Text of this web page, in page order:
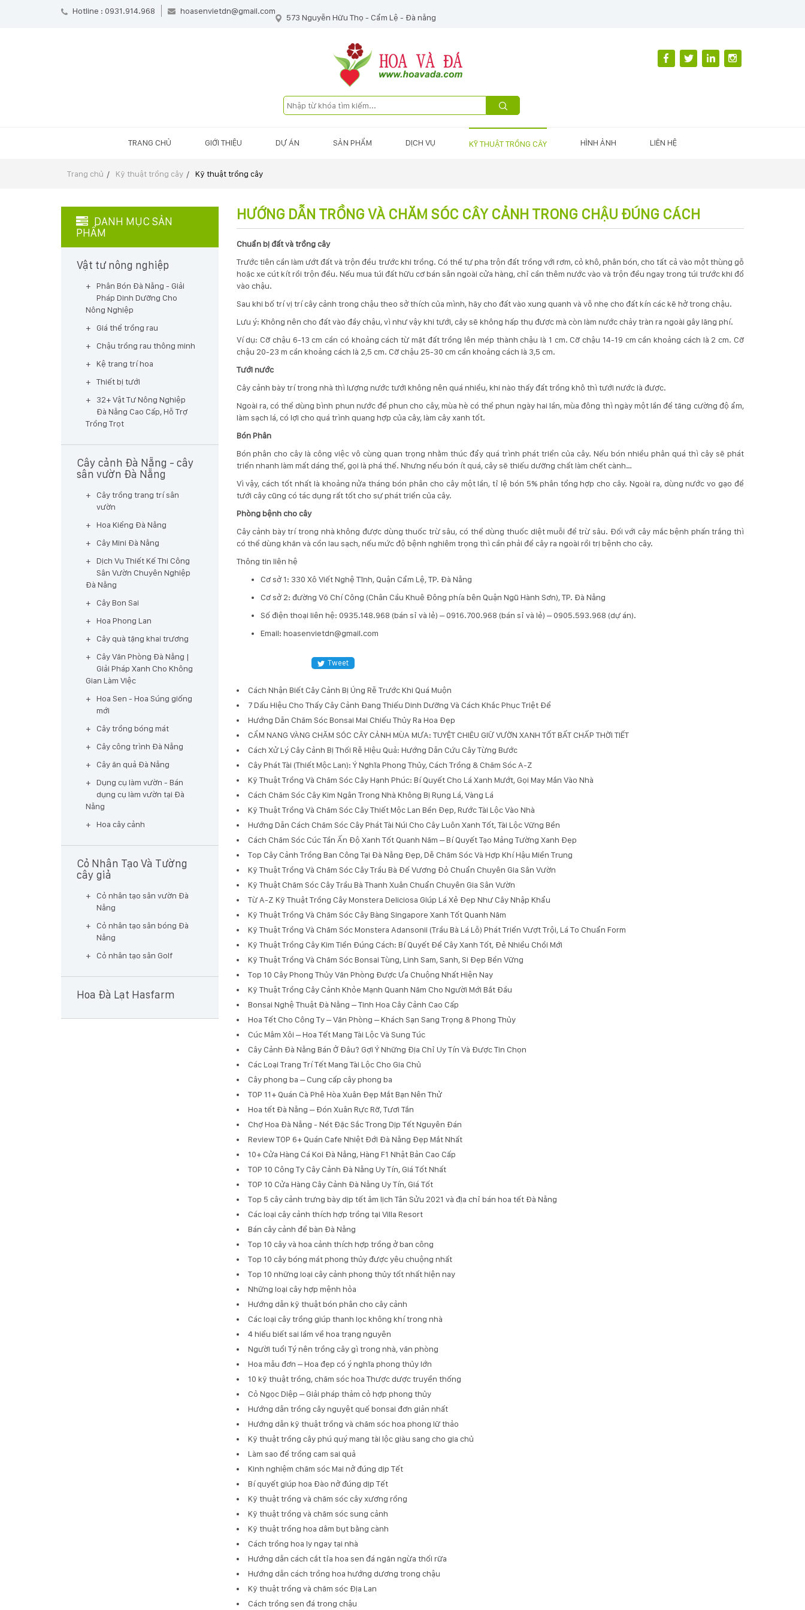
Hotline : 0931.914.968 hoasenvietdn@gmail.com
573 Nguyễn Hữu Thọ - Cẩm Lệ - Đà nẵng
TRANG CHỦ GIỚI THIỆU DỰ ÁN SẢN PHẨM DỊCH VỤ KỸ THUẬT TRỒNG CÂY HÌNH ẢNH LIÊN HỆ
Trang chủ Kỹ thuật trồng cây Kỹ thuật trồng cây
DANH MỤC SẢN
PHẨM
Vật tư nông nghiệp
Phân Bón Đà Nẵng - Giải
Pháp Dinh Dưỡng Cho
Nông Nghiệp
Giá thể trồng rau
Chậu trồng rau thông minh
Kệ trang trí hoa
Thiết bị tưới
32+ Vật Tư Nông Nghiệp
Đà Nẵng Cao Cấp, Hỗ Trợ
Trồng Trọt
Cây cảnh Đà Nẵng - cây
sân vườn Đà Nẵng
Cây trồng trang trí sân
vườn
Hoa Kiểng Đà Nẵng
Cây Mini Đà Nẵng
Dịch Vụ Thiết Kế Thi Công
Sân Vườn Chuyên Nghiệp
Đà Nẵng
Cây Bon Sai
Hoa Phong Lan
Cây quà tặng khai trương
Cây Văn Phòng Đà Nẵng |
Giải Pháp Xanh Cho Không
Gian Làm Việc
Hoa Sen - Hoa Súng giống
mới
Cây trồng bóng mát
Cây công trình Đà Nẵng
Cây ăn quả Đà Nẵng
Dụng cụ làm vườn - Bán
dụng cụ làm vườn tại Đà
Nẵng
Hoa cây cảnh
Cỏ Nhân Tạo Và Tường
cây giả
Cỏ nhân tạo sân vườn Đà
Nẵng
Cỏ nhân tạo sân bóng Đà
Nẵng
Cỏ nhân tạo sân Golf
Hoa Đà Lạt Hasfarm
HƯỚNG DẪN TRỒNG VÀ CHĂM SÓC CÂY CẢNH TRONG CHẬU ĐÚNG CÁCH
Chuẩn bị đất và trồng cây
Trước tiên cần làm ướt đất và trộn đều trước khi trồng. Có thể tự pha trộn đất trồng với rơm, cỏ khô, phân bón, cho tất cả vào một thùng gỗ
hoặc xe cút kít rồi trộn đều. Nếu mua túi đất hữu cơ bán sẵn ngoài cửa hàng, chỉ cần thêm nước vào và trộn đều ngay trong túi trước khi đổ
vào chậu.
Sau khi bố trí vị trí cây cảnh trong chậu theo sở thích của mình, hãy cho đất vào xung quanh và vỗ nhẹ cho đất kín các kẽ hở trong chậu.
Lưu ý: Không nên cho đất vào đầy chậu, vì như vậy khi tưới, cây sẽ không hấp thụ được mà còn làm nước chảy tràn ra ngoài gây lãng phí.
Ví dụ: Cỡ chậu 6-13 cm cần có khoảng cách từ mặt đất trồng lên mép thành chậu là 1 cm. Cỡ chậu 14-19 cm cần khoảng cách là 2 cm. Cỡ
chậu 20-23 m cần khoảng cách là 2,5 cm. Cỡ chậu 25-30 cm cần khoảng cách là 3,5 cm.
Tưới nước
Cây cảnh bày trí trong nhà thì lượng nước tưới không nên quá nhiều, khi nào thấy đất trồng khô thì tưới nước là được.
Ngoài ra, có thể dùng bình phun nước để phun cho cây, mùa hè có thể phun ngày hai lần, mùa đông thì ngày một lần để tăng cường độ ẩm,
làm sạch lá, có lợi cho quá trình quang hợp của cây, làm cây xanh tốt.
Bón Phân
Bón phân cho cây là công việc vô cùng quan trọng nhằm thúc đẩy quá trình phát triển của cây. Nếu bón nhiều phân quá thì cây sẽ phát
triển nhanh làm mất dáng thế, gọi là phá thế. Nhưng nếu bón ít quá, cây sẽ thiếu dưỡng chất làm chết cành…
Vì vậy, cách tốt nhất là khoảng nửa tháng bón phân cho cây một lần, tỉ lệ bón 5% phân tổng hợp cho cây. Ngoài ra, dùng nước vo gạo để
tưới cây cũng có tác dụng rất tốt cho sự phát triển của cây.
Phòng bệnh cho cây
Cây cảnh bày trí trong nhà không được dùng thuốc trừ sâu, có thể dùng thuốc diệt muỗi để trừ sâu. Đối với cây mắc bệnh phấn trắng thì
có thể dùng khăn và cồn lau sạch, nếu mức độ bệnh nghiêm trọng thì cần phải để cây ra ngoài rồi trị bệnh cho cây.
Thông tin liên hệ
Cơ sở 1: 330 Xô Viết Nghệ Tĩnh, Quận Cẩm Lệ, TP. Đà Nẵng
Cơ sở 2: đường Võ Chí Công (Chân Cầu Khuê Đông phía bên Quận Ngũ Hành Sơn), TP. Đà Nẵng
​Số điện thoại liên hệ: 0935.148.968 (bán sỉ và lẻ) – 0916.700.968 (bán sỉ và lẻ) – 0905.593.968 (dự án).
Email: hoasenvietdn@gmail.com
Tweet
Cách Nhận Biết Cây Cảnh Bị Úng Rễ Trước Khi Quá Muộn
7 Dấu Hiệu Cho Thấy Cây Cảnh Đang Thiếu Dinh Dưỡng Và Cách Khắc Phục Triệt Để
Hướng Dẫn Chăm Sóc Bonsai Mai Chiếu Thủy Ra Hoa Đẹp
CẨM NANG VÀNG CHĂM SÓC CÂY CẢNH MÙA MƯA: TUYỆT CHIÊU GIỮ VƯỜN XANH TỐT BẤT CHẤP THỜI TIẾT
Cách Xử Lý Cây Cảnh Bị Thối Rễ Hiệu Quả: Hướng Dẫn Cứu Cây Từng Bước
Cây Phát Tài (Thiết Mộc Lan): Ý Nghĩa Phong Thủy, Cách Trồng & Chăm Sóc A-Z
Kỹ Thuật Trồng Và Chăm Sóc Cây Hạnh Phúc: Bí Quyết Cho Lá Xanh Mướt, Gọi May Mắn Vào Nhà
Cách Chăm Sóc Cây Kim Ngân Trong Nhà Không Bị Rụng Lá, Vàng Lá
Kỹ Thuật Trồng Và Chăm Sóc Cây Thiết Mộc Lan Bền Đẹp, Rước Tài Lộc Vào Nhà
Hướng Dẫn Cách Chăm Sóc Cây Phát Tài Núi Cho Cây Luôn Xanh Tốt, Tài Lộc Vững Bền
Cách Chăm Sóc Cúc Tần Ấn Độ Xanh Tốt Quanh Năm – Bí Quyết Tạo Mảng Tường Xanh Đẹp
Top Cây Cảnh Trồng Ban Công Tại Đà Nẵng Đẹp, Dễ Chăm Sóc Và Hợp Khí Hậu Miền Trung
Kỹ Thuật Trồng Và Chăm Sóc Cây Trầu Bà Đế Vương Đỏ Chuẩn Chuyên Gia Sân Vườn
Kỹ Thuật Chăm Sóc Cây Trầu Bà Thanh Xuân Chuẩn Chuyên Gia Sân Vườn
Từ A-Z Kỹ Thuật Trồng Cây Monstera Deliciosa Giúp Lá Xẻ Đẹp Như Cây Nhập Khẩu
Kỹ Thuật Trồng Và Chăm Sóc Cây Bàng Singapore Xanh Tốt Quanh Năm
Kỹ Thuật Trồng Và Chăm Sóc Monstera Adansonii (Trầu Bà Lá Lỗ) Phát Triển Vượt Trội, Lá To Chuẩn Form
Kỹ Thuật Trồng Cây Kim Tiền Đúng Cách: Bí Quyết Để Cây Xanh Tốt, Đẻ Nhiều Chồi Mới
Kỹ Thuật Trồng Và Chăm Sóc Bonsai Tùng, Linh Sam, Sanh, Si Đẹp Bền Vững
Top 10 Cây Phong Thủy Văn Phòng Được Ưa Chuộng Nhất Hiện Nay
Kỹ Thuật Trồng Cây Cảnh Khỏe Mạnh Quanh Năm Cho Người Mới Bắt Đầu
Bonsai Nghệ Thuật Đà Nẵng – Tinh Hoa Cây Cảnh Cao Cấp
Hoa Tết Cho Công Ty – Văn Phòng – Khách Sạn Sang Trọng & Phong Thủy
Cúc Mâm Xôi – Hoa Tết Mang Tài Lộc Và Sung Túc
Cây Cảnh Đà Nẵng Bán Ở Đâu? Gợi Ý Những Địa Chỉ Uy Tín Và Được Tin Chọn
Các Loại Trang Trí Tết Mang Tài Lộc Cho Gia Chủ
Cây phong ba – Cung cấp cây phong ba
TOP 11+ Quán Cà Phê Hòa Xuân Đẹp Mắt Bạn Nên Thử
Hoa tết Đà Nẵng – Đón Xuân Rực Rỡ, Tươi Tắn
Chợ Hoa Đà Nẵng - Nét Đặc Sắc Trong Dịp Tết Nguyên Đán
Review TOP 6+ Quán Cafe Nhiệt Đới Đà Nẵng Đẹp Mắt Nhất
10+ Cửa Hàng Cá Koi Đà Nẵng, Hàng F1 Nhật Bản Cao Cấp
TOP 10 Công Ty Cây Cảnh Đà Nẵng Uy Tín, Giá Tốt Nhất
TOP 10 Cửa Hàng Cây Cảnh Đà Nẵng Uy Tín, Giá Tốt
Top 5 cây cảnh trưng bày dịp tết âm lịch Tân Sửu 2021 và địa chỉ bán hoa tết Đà Nẵng
Các loại cây cảnh thích hợp trồng tại Villa Resort
Bán cây cảnh để bàn Đà Nẵng
Top 10 cây và hoa cảnh thích hợp trồng ở ban công
Top 10 cây bóng mát phong thủy được yêu chuộng nhất
Top 10 những loại cây cảnh phong thủy tốt nhất hiện nay
Những loại cây hợp mệnh hỏa
Hướng dẫn kỹ thuật bón phân cho cây cảnh
Các loại cây trồng giúp thanh lọc không khí trong nhà
4 hiểu biết sai lầm về hoa trạng nguyên
Người tuổi Tý nên trồng cây gì trong nhà, văn phòng
Hoa mẫu đơn – Hoa đẹp có ý nghĩa phong thủy lớn
10 kỹ thuật trồng, chăm sóc hoa Thược dược truyền thống
Cỏ Ngọc Diệp – Giải pháp thảm cỏ hợp phong thủy
Hướng dẫn trồng cây nguyệt quế bonsai đơn giản nhất
Hướng dẫn kỹ thuật trồng và chăm sóc hoa phong lữ thảo
Kỹ thuật trồng cây phú quý mang tài lộc giàu sang cho gia chủ
Làm sao để trồng cam sai quả
Kinh nghiệm chăm sóc Mai nở đúng dịp Tết
Bí quyết giúp hoa Đào nở đúng dịp Tết
Kỹ thuật trồng và chăm sóc cây xương rồng
Kỹ thuật trồng và chăm sóc sung cảnh
Kỹ thuật trồng hoa dâm bụt bằng cành
Cách trồng hoa ly ngay tại nhà
Hướng dẫn cách cắt tỉa hoa sen đá ngăn ngừa thối rữa
Hướng dẫn cách trồng hoa hướng dương trong chậu
Kỹ thuật trồng và chăm sóc Địa Lan
Cách trồng sen đá trong chậu